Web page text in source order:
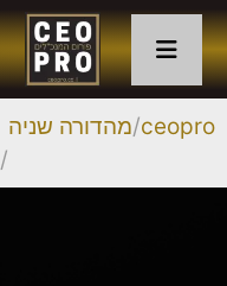
ceopro מהדורה שניה